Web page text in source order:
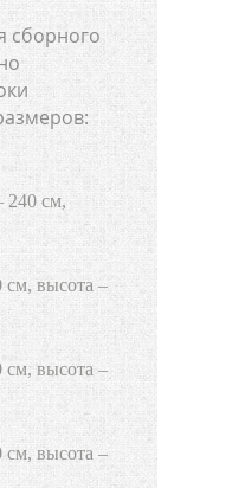
сборного
240 см,
см, высота –
см, высота –
см, высота –